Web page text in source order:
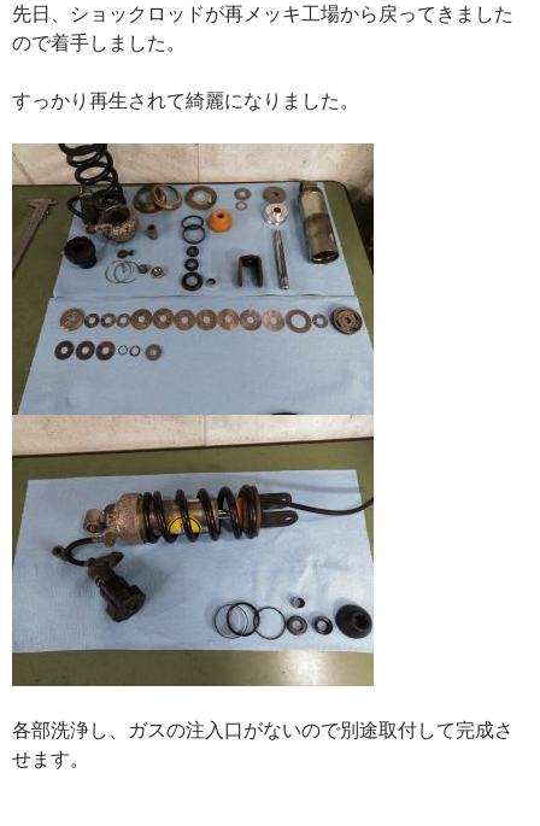
先日、ショックロッドが再メッキ工場から戻ってきました
ので着手しました。
すっかり再生されて綺麗になりました。
各部洗浄し、ガスの注入口がないので別途取付して完成さ
せます。